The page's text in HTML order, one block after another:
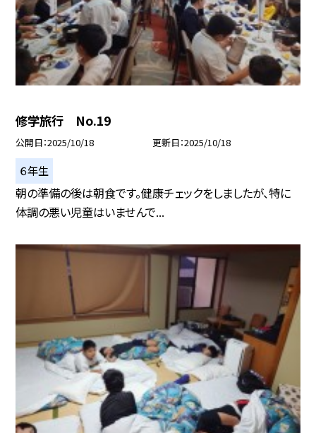
修学旅行 No.19
公開日 2025/10/18 更新日 2025/10/18
６年生
朝の準備の後は朝食です。健康チェックをしましたが、特に
体調の悪い児童はいませんで...